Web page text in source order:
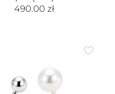
490.00zł